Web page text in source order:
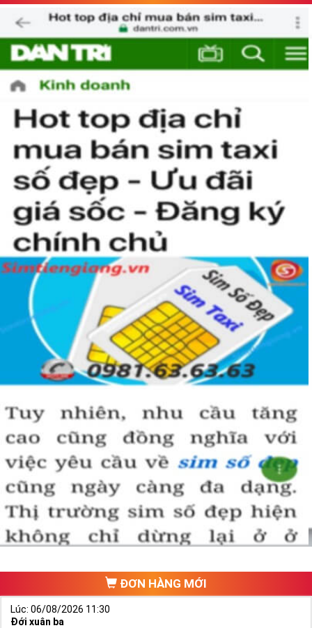
Tại sao nên sở hữu sim ngũ quý 5?
Sim ngũ quý 5 được nhiều người quan tâm vì con số 5 được
coi là số của Phúc, của Vàng, của Vua nên được nhiều người
yêu thích và chọn lựa.
Vì vậy
sim số đẹpđuôi 55555thể hiện được ước vọng về sự
hoà hợp, bình an, sinh sôi, làm việc gì cũng thuận lợi và tiến
đến vị trí cao nhất. Số 5 là con số của đời người, thể hiện sự
bình yên, hạnh phúc.
+ Khi nhìn vào số
sim ngũ quý 5
của bạn, người ta sẽ biết được bạn
là người cẩn thận, là người có địa vị và thành công trong cuộc
sống.
+ Khi sử dụng
sim số đẹp đuôi 55555để kinh doanh, làm ăn sẽ tạo
dựng được niềm tin, sự tin tưởng với đối tác,…
+ Sử dụngsim ngũ quý 5cũng giúp bạn tự tin hơn trong cuộc
sống, với các mối quan hệ xã hội khác.
Những phân tích chuyên sâu về ý nghĩa của dòng
sim ngũ
quý 5 xét theo nhiều khía cạch, đã đủ trả lời cho câu hỏi “Lý
do nên sở hữu sim ngũ quý 5 này
, Có thể khẳng định, đây là
dòng sim số đẹp được khuyên dùng cho giới làm ăn, kinh
doanh, dân công chức, văn phòng thậm chí là các doanh
nhân thành đạt.
Hướng dẫn mua Sim Ngũ Quý 5 tại
Simtiengiang.vn.
Sim Tiền Giang là đơn vị cung cấp Sim số đẹp Ngũ Quý 5, sim giá rẻ
Chọn mua Sim số đẹp thường mất nhiều thời gian ở khoản lựa số,
một số phải vừa đẹp, vừa tốt về phong thủy thì mới là sim hoàn
hảo. Vậy phải làm sao?
ĐƠN HÀNG MỚI
Lúc: 06/08/2026 11:30
Đới xuân ba